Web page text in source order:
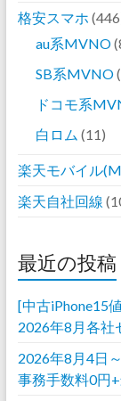
格安スマホ
au系MVNO
SB系MVNO
ドコモ系
白ロム (11)
楽天モバイル
楽天自社回線
最近の投稿
[中古iPhone15
2026年8月各社
2026年8月4日
事務手数料0円